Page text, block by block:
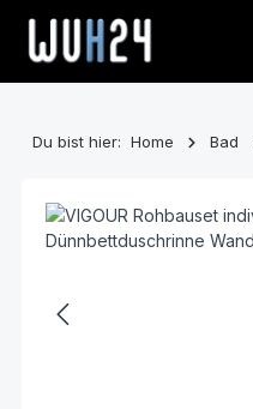
Zum Hauptinhalt springen
Du bist hier: Home Bad